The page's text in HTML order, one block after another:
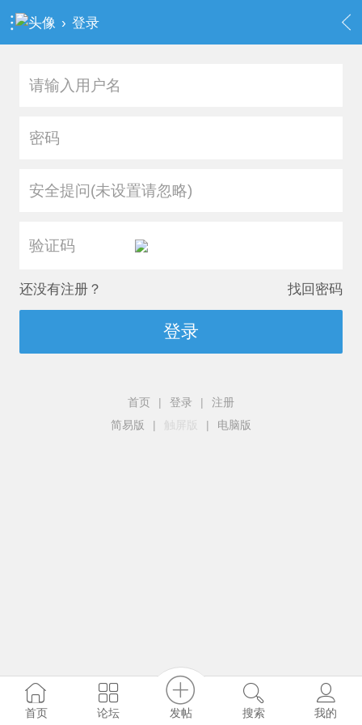
› 登录
安全提问(未设置请忽略)
还没有注册？ 找回密码
登录
首页 | 登录 |
注册
简易版
| 触屏版 | 电脑版
首页 论坛 发帖 搜索 我的